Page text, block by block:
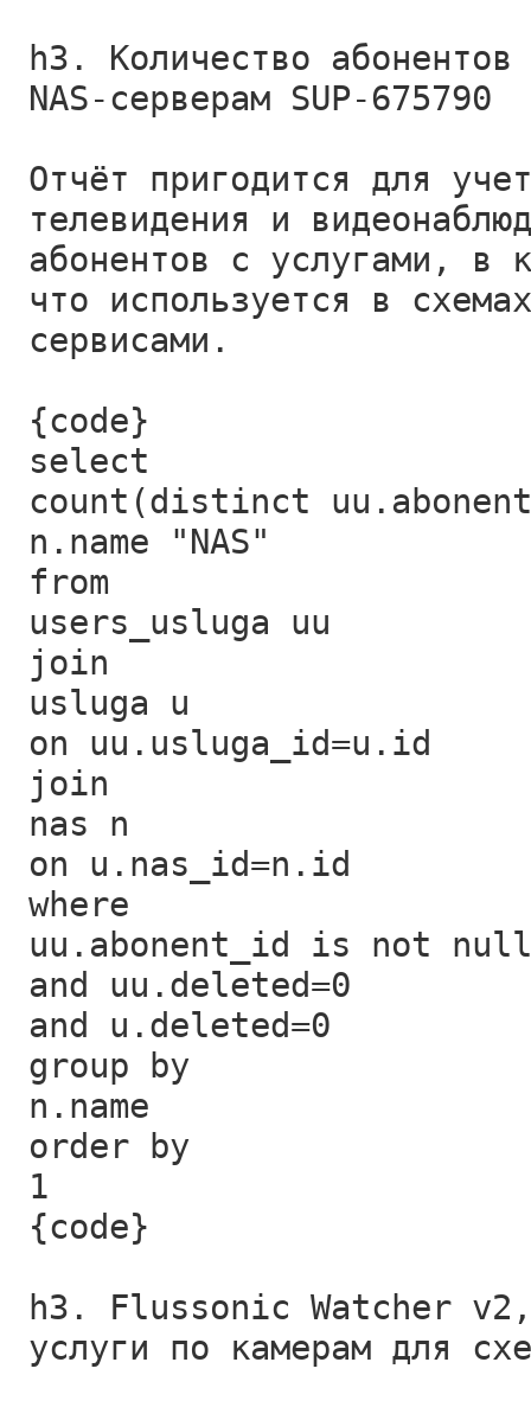
h3. Количество
NAS-серверам SUP-675790
Отчёт пригодится для
телевидения и
абонентов с услугами, в
что используется в
сервисами.
{code}
select
count(distinct
n.name "NAS"
from
users_usluga uu
join
usluga u
on uu.usluga_id=u.id
join
nas n
on u.nas_id=n.id
where
uu.abonent_id is not null
and uu.deleted=0
and u.deleted=0
group by
n.name
order by
1
{code}
h3. Flussonic Watcher
услуги по камерам для